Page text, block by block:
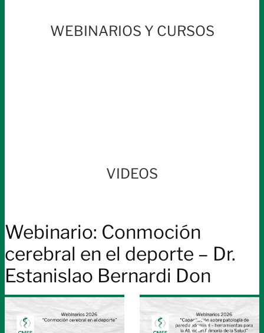
WEBINARIOS Y CURSOS
VIDEOS
Webinario: Conmoción
cerebral en el deporte – Dr.
Estanislao Bernardi Don